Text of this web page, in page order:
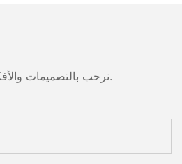
نرحب بالتصميمات والأفكار المخصصة وقادرة على تلبية المتطلبات المحددة. لمزيد من المعلومات، يرجى زيارة الموقع الإلكتروني أو الاتصال بنا مباشرة مع أسئلة أو استفسارات.